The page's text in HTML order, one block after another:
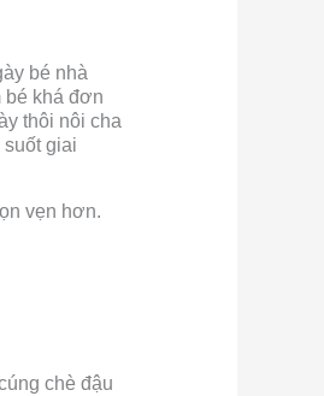
bé nhà
bé khá đơn
thôi nôi cha
giai
vẹn hơn.
chè đậu